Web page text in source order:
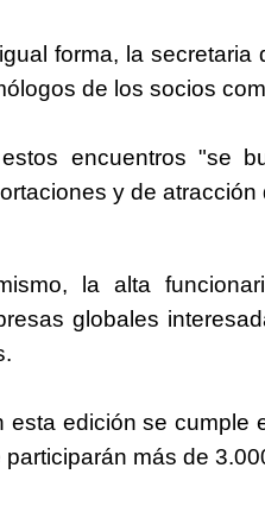
forma, la
de los socios
encuentros "se
y de
la alta
globales
esta edición se cumple
participarán más de